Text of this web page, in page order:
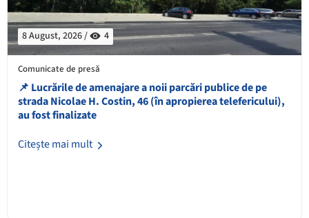
8 August, 2026 / 4
Comunicate de presă
📌 ​Lucrările de amenajare a noii parcări publice de pe
strada Nicolae H. Costin, 46 (în apropierea telefericului),
au fost finalizate
Citește mai mult